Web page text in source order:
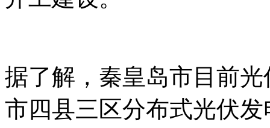
据了解，秦皇岛市目前
市四县三区分布式光伏